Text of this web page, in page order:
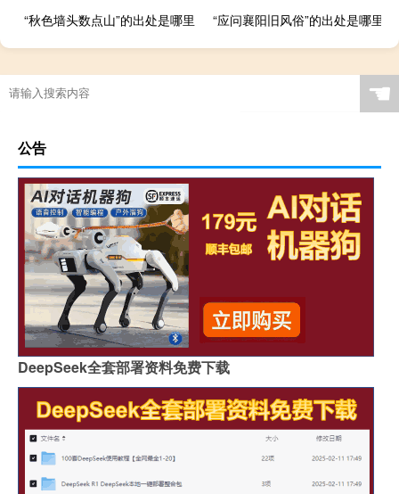
“秋色墙头数点山”的出处是哪里
“应问襄阳旧风俗”的出处是哪里
☚
公告
DeepSeek全套部署资料免费下载